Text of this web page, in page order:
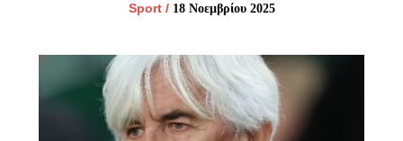
Sport/ 18 Νοεμβρίου 2025